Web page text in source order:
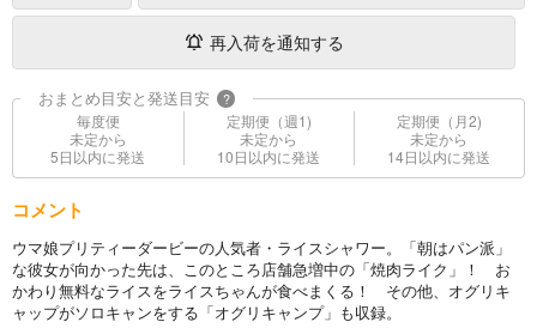
再入荷を通知する
おまとめ目安と発送目安 ?
毎度便
未定から
5日以内に発送
定期便（週1)
未定から
10日以内に発送
定期便（月2)
未定から
14日以内に発送
コメント
ウマ娘プリティーダービーの人気者・ライスシャワー。「朝はパン派」
な彼女が向かった先は、このところ店舗急増中の「焼肉ライク」！ お
かわり無料なライスをライスちゃんが食べまくる！ その他、オグリキ
ャップがソロキャンをする「オグリキャンプ」も収録。